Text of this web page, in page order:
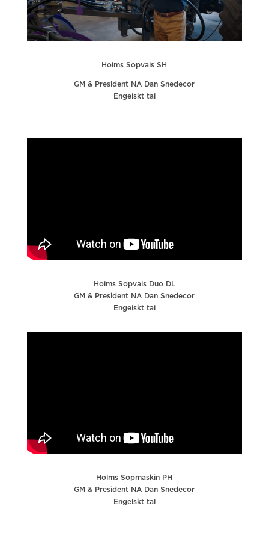
Holms Sopvals SH
GM & President NA Dan Snedecor
Engelskt tal
Holms Sopvals Duo DL
GM & President NA Dan Snedecor
Engelskt tal
Holms Sopmaskin PH
GM & President NA Dan Snedecor
Engelskt tal